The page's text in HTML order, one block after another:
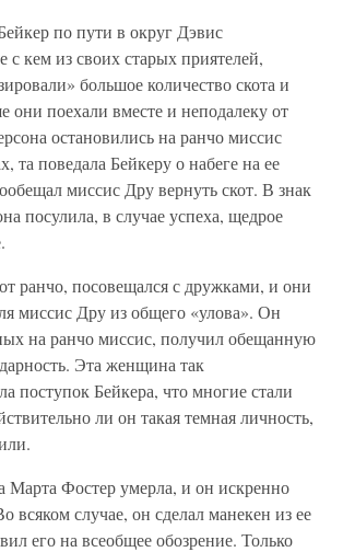
по пути в округ Дэвис
с кем из своих старых приятелей,
большое количество скота и
они поехали вместе и неподалеку от
остановились на ранчо миссис
та поведала Бейкеру о набеге на ее
миссис Дру вернуть скот. В знак
посулила, в случае успеха, щедрое
ранчо, посовещался с дружками, и они
миссис Дру из общего «улова». Он
на ранчо миссис, получил обещанную
Эта женщина так
поступок Бейкера, что многие стали
ли он такая темная личность,
Марта Фостер умерла, и он искренно
всяком случае, он сделал манекен из ее
его на всеобщее обозрение. Только